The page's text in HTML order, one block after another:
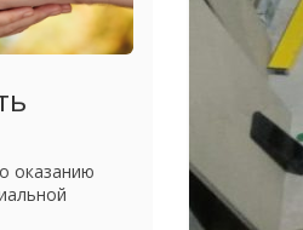
оказанию